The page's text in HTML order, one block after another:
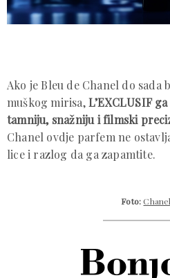
Ako je Bleu de Chanel do sada
muškog mirisa,L’EXCLUSIF
tamniju, snažniju i filmski
Chanel ovdje parfem ne
lice i razlog da ga zapamtite.
Foto: